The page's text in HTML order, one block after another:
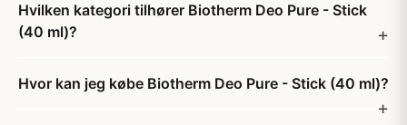
Hvilken kategori tilhører Biotherm Deo Pure - Stick
(40 ml)?
Hvor kan jeg købe Biotherm Deo Pure - Stick (40 ml)?